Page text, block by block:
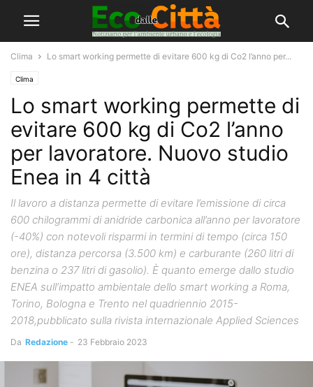
Clima Lo smart working permette di evitare 600 kg di Co2 l’anno per...
Clima
Lo smart working permette di
evitare 600 kg di Co2 l’anno
per lavoratore. Nuovo studio
Enea in 4 città
Il lavoro a distanza permette di evitare l’emissione di circa
600 chilogrammi di anidride carbonica all’anno per lavoratore
(-40%) con notevoli risparmi in termini di tempo (circa 150
ore), distanza percorsa (3.500 km) e carburante (260 litri di
benzina o 237 litri di gasolio). È quanto emerge dallo studio
ENEA sull’impatto ambientale dello smart working a Roma,
Torino, Bologna e Trento nel quadriennio 2015-
2018,pubblicato sulla rivista internazionale Applied Sciences
Da Redazione - 23 Febbraio 2023